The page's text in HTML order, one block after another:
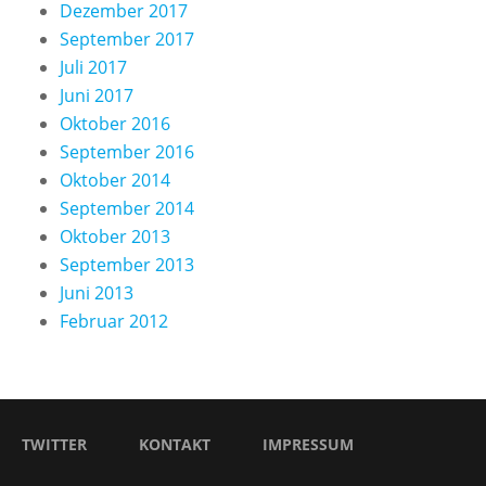
Dezember 2017
September 2017
Juli 2017
Juni 2017
Oktober 2016
September 2016
Oktober 2014
September 2014
Oktober 2013
September 2013
Juni 2013
Februar 2012
TWITTER KONTAKT IMPRESSUM